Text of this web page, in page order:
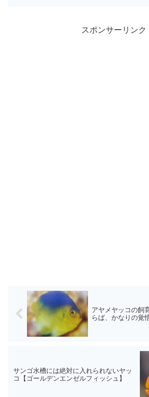
スポンサーリンク
アヤメヤッコの飼
らば、かなりの覚
サンゴ水槽には絶対に入れられないヤッ
コ【ゴールデンエンゼルフィッシュ】